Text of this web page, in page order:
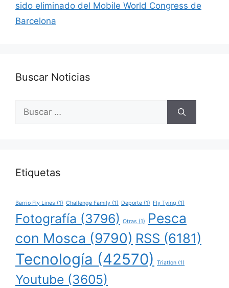
sido eliminado del Mobile World Congress de
Barcelona
Buscar Noticias
Buscar:
Etiquetas
Barrio Fly Lines (1) Challenge Family (1) Deporte (1) Fly Tying (1)
Fotografía (3796) Otras (1)
Pesca
con Mosca (9790) RSS (6181)
Tecnología (42570) Triatlon (1)
Youtube (3605)